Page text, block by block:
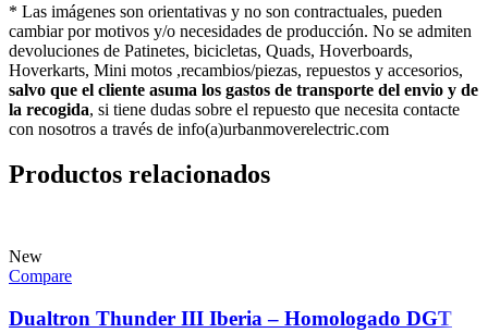
* Las imágenes son orientativas y no son contractuales, pueden
cambiar por motivos y/o necesidades de producción. No se admiten
devoluciones de Patinetes, bicicletas, Quads, Hoverboards,
Hoverkarts, Mini motos ,recambios/piezas, repuestos y accesorios,
salvo que el cliente asuma los gastos de transporte del envio y de
la recogida, si tiene dudas sobre el repuesto que necesita contacte
con nosotros a través de info(a)urbanmoverelectric.com
Productos relacionados
New
Compare
Dualtron Thunder III Iberia – Homologado DGT